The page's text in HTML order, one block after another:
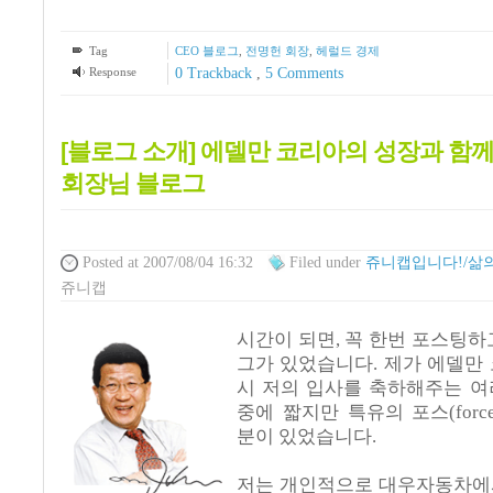
Tag CEO 블로그 전명헌 회장, 헤럴드 경제
Response
0 Trackback , 5Comments
[블로그 소개] 에델만 코리아의 성장과 함
회장님 블로그
Posted at 2007/08/04 16:32 Filedunder 쥬니캡입니다!/삶
쥬니캡
시간이 되면, 꼭 한번 포스팅
그가 있었습니다. 제가 에델만
시 저의 입사를 축하해주는
중에 짧지만 특유의 포스
분이 있었습니다.
저는 개인적으로 대우자동차